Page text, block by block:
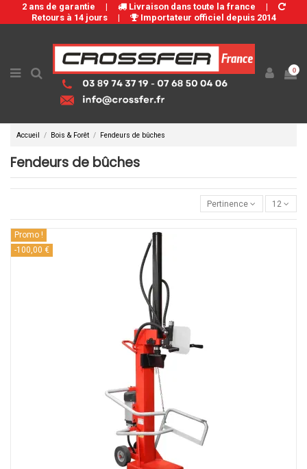
2 ans de garantie | Livraison dans toute la france
|
Retours à 14 jours
| Importateur officiel depuis 2014
0
Accueil Bois & Forêt Fendeurs de bûches
Fendeurs de bûches
Pertinence 12
Promo !
-100,00 €